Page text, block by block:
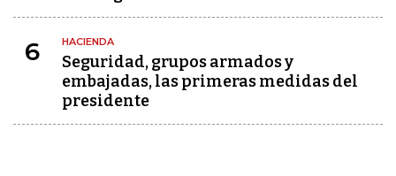
6 HACIENDA
Seguridad, grupos armados y
embajadas, las primeras medidas del
presidente